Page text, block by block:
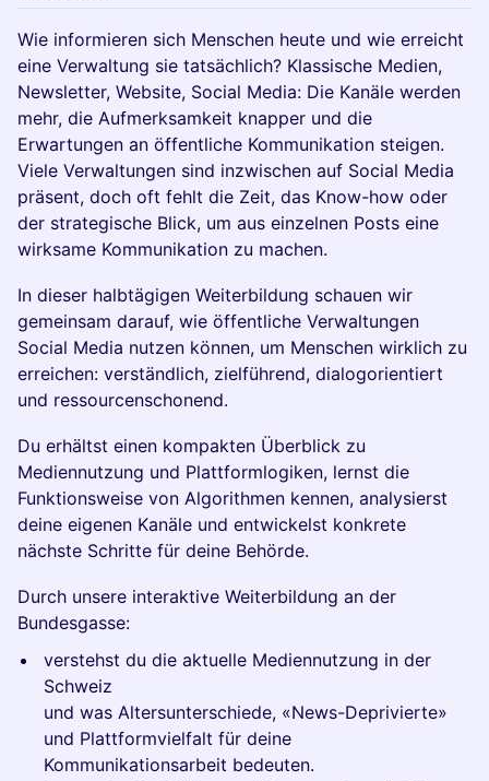
​​Wie informieren sich Menschen heute und wie erreicht
eine Verwaltung sie tatsächlich? Klassische Medien,
Newsletter, Website, Social Media: Die Kanäle werden
mehr, die Aufmerksamkeit knapper und die
Erwartungen an öffentliche Kommunikation steigen.
Viele Verwaltungen sind inzwischen auf Social Media
präsent, doch oft fehlt die Zeit, das Know-how oder
der strategische Blick, um aus einzelnen Posts eine
wirksame Kommunikation zu machen.
In dieser halbtägigen Weiterbildung schauen wir
gemeinsam darauf, wie öffentliche Verwaltungen
Social Media nutzen können, um Menschen wirklich zu
erreichen: verständlich, zielführend, dialogorientiert
und ressourcenschonend.
Du erhältst einen kompakten Überblick zu
Mediennutzung und Plattformlogiken, lernst die
Funktionsweise von Algorithmen kennen, analysierst
deine eigenen Kanäle und entwickelst konkrete
nächste Schritte für deine Behörde.
Durch unsere interaktive Weiterbildung an der
Bundesgasse:
verstehst du die aktuelle Mediennutzung in der
Schweiz
und was Altersunterschiede, «News-Deprivierte»
und Plattformvielfalt für deine
Kommunikationsarbeit bedeuten.